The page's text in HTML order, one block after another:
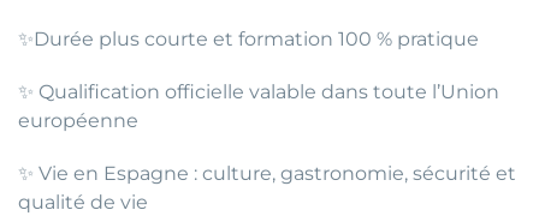
✨Durée plus courte et formation 100 % pratique
✨ Qualification officielle valable dans toute l’Union
européenne
✨ Vie en Espagne : culture, gastronomie, sécurité et
qualité de vie